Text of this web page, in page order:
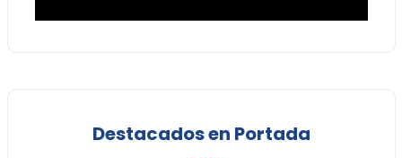
Destacados en Portada